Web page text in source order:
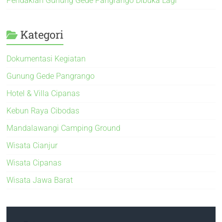
Kategori
Dokumentasi Kegiatan
Gunung Gede Pangrango
Hotel & Villa Cipanas
Kebun Raya Cibodas
Mandalawangi Camping Ground
Wisata Cianjur
Wisata Cipanas
Wisata Jawa Barat